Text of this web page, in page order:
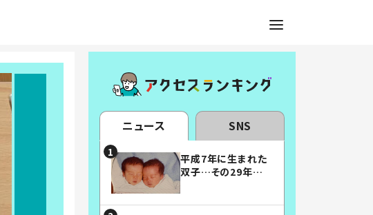
ニュース SNS
平成7年に生まれた
双子…その29年後